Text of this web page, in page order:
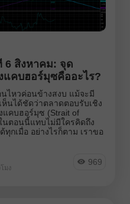
6 สิงหาคม: จุด
แคบฮอร์มุซคืออะไร?
นไหวค่อนข้างสงบ แม้จะมี
ห็นได้ชัดว่าตลาดตอบรับเชิง
แคบฮอร์มุซ (Strait of
นตอนนี้แทบไม่มีใครคิดถึง
ทุกเมื่อ อย่างไรก็ตาม เราขอ
มง
969